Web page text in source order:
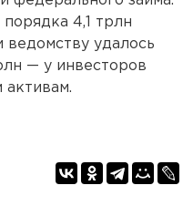
4,1 трлн
ведомству удалось
— у инвесторов